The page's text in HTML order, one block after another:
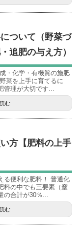
ついて（野菜づ
追肥の与え方）
・化学・有機質の施肥
菜を上手に育てるに
管理が大切です...
む
方【肥料の上手
る便利な肥料！ 普通化
料の中でも三要素（窒
の合計が30％...
む